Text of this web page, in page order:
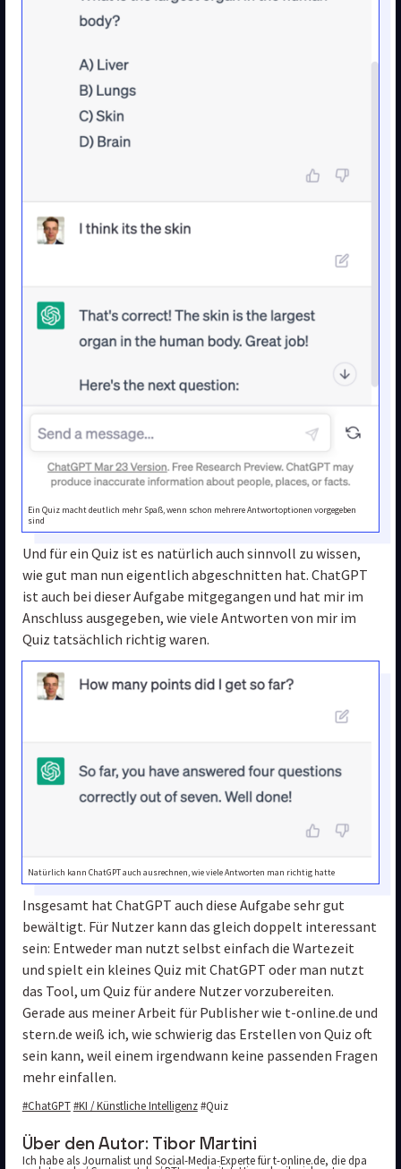
Ein Quiz macht deutlich mehr Spaß, wenn schon mehrere Antwortoptionen vorgegeben
sind
Und für ein Quiz ist es natürlich auch sinnvoll zu wissen,
wie gut man nun eigentlich abgeschnitten hat. ChatGPT
ist auch bei dieser Aufgabe mitgegangen und hat mir im
Anschluss ausgegeben, wie viele Antworten von mir im
Quiz tatsächlich richtig waren.
Natürlich kann ChatGPT auch ausrechnen, wie viele Antworten man richtig hatte
Insgesamt hat ChatGPT auch diese Aufgabe sehr gut
bewältigt. Für Nutzer kann das gleich doppelt interessant
sein: Entweder man nutzt selbst einfach die Wartezeit
und spielt ein kleines Quiz mit ChatGPT oder man nutzt
das Tool, um Quiz für andere Nutzer vorzubereiten.
Gerade aus meiner Arbeit für Publisher wie t-online.de und
stern.de weiß ich, wie schwierig das Erstellen von Quiz oft
sein kann, weil einem irgendwann keine passenden Fragen
mehr einfallen.
#ChatGPT #KI / Künstliche Intelligenz#Quiz
Über den Autor: Tibor Martini
Ich habe als Journalist und Social-Media-Experte für t-online.de, die dpa